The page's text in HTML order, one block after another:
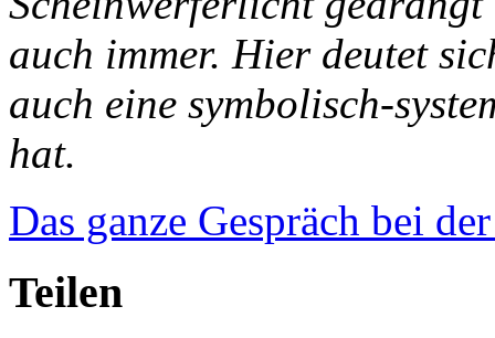
auch immer. Hier deutet
auch eine symbolisch-
hat.
Das ganze Gespräch bei
Teilen